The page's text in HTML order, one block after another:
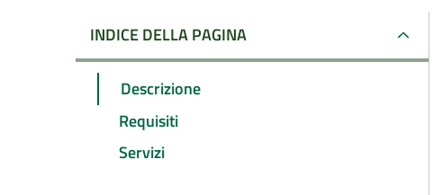
INDICE DELLA PAGINA
Descrizione
Requisiti
Servizi